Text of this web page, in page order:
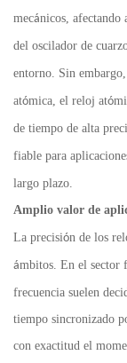
mecánicos, afectando
del oscilador de
entorno. Sin
atómica, el reloj ató
de tiempo de alta
fiable para
largo plazo.
Amplio valor de
La precisión de los
ámbitos. En el sector
frecuencia suelen
tiempo sincronizado
con exactitud el